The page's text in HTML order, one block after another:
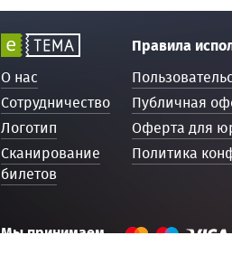
О нас
Сотрудничество
Логотип
Сканирование
билетов
Правила
Публичная
Оферта для
Политика
Мы принимаем